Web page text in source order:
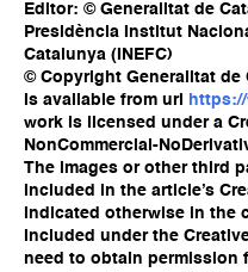
Editor: © Generalitat de
Presidència Institut
Catalunya (INEFC)
© Copyright Generalitat de
is available from url
work is licensed under a
NonCommercial-
The images or other third
included in the article’s
indicated otherwise in the
included under the
need to obtain permission